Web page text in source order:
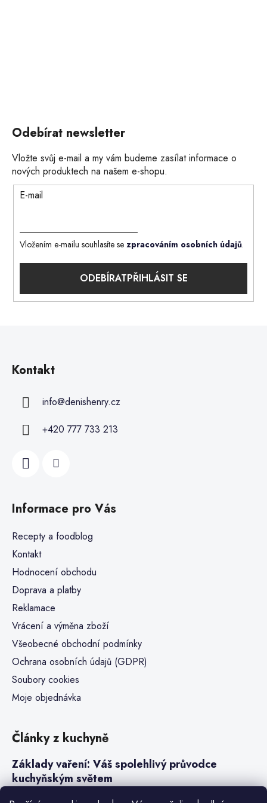
Odebírat newsletter
Vložte svůj e-mail a my vám budeme zasílat informace o
nových produktech na našem e-shopu.
E-mail
Vložením e-mailu souhlasíte se zpracováním osobních údajů.
PŘIHLÁSIT SE
Kontakt
info@denishenry.cz
+420 777 733 213
Informace pro Vás
Recepty a foodblog
Kontakt
Hodnocení obchodu
Doprava a platby
Reklamace
Vrácení a výměna zboží
Všeobecné obchodní podmínky
Ochrana osobních údajů (GDPR)
Soubory cookies
Moje objednávka
Články z kuchyně
Základy vaření: Váš spolehlivý průvodce
kuchyňským světem
Steaky a sous-vide vaření